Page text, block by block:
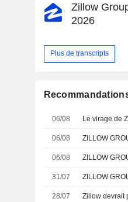
Zillow
2026
Plus de transcripts
06/08
06/08 ZILLOW
06/08 ZILLOW
31/07 ZILLOW
28/07